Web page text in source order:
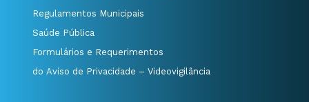
Regulamentos Municipais
Saúde Pública
Formulários e Requerimentos
do Aviso de Privacidade – Videovigilância